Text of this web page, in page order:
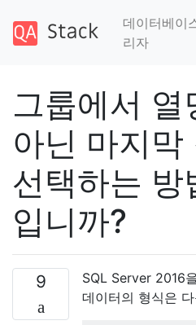
데이터베이
리자
그룹에서 열
아닌 마지막
선택하는 방
입니까?
9
SQL Server 2016
데이터의 형식은